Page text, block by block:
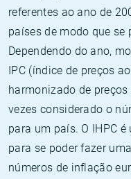
referentes ao ano de
países de modo que
Dependendo do ano,
IPC (índice de preços
harmonizado de
vezes considerado o
para um país. O IHPC
para se poder fazer
números de inflação